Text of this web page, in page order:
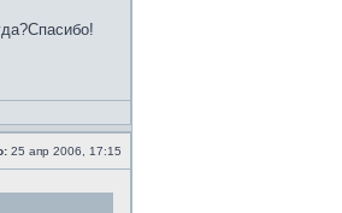
25 апр 2006, 17:15